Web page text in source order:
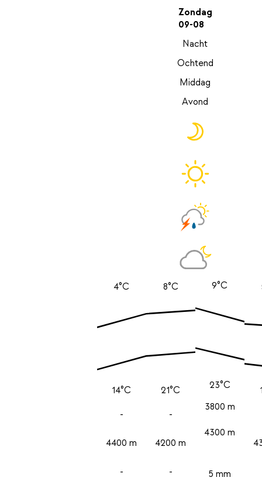
Zondag
09-08
Nacht
Ochtend
Middag
Avond
4°C
14°C
-
4400 m
-
8°C
21°C
-
4200 m
-
9°C
23°C
3800 m
4300 m
5 mm